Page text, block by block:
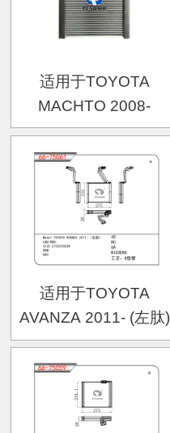
适用于TOYOTA
MACHTO 2008-
适用于TOYOTA
AVANZA 2011- (左肽)